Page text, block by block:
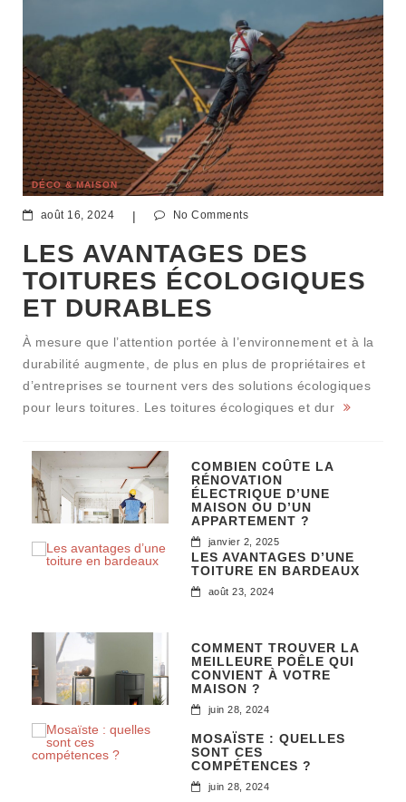
DÉCO & MAISON
août 16, 2024 | No Comments
LES AVANTAGES DES
TOITURES ÉCOLOGIQUES
ET DURABLES
À mesure que l’attention portée à l’environnement et à la
durabilité augmente, de plus en plus de propriétaires et
d’entreprises se tournent vers des solutions écologiques
pour leurs toitures. Les toitures écologiques et dur
COMBIEN COÛTE LA
RÉNOVATION
ÉLECTRIQUE D’UNE
MAISON OU D’UN
APPARTEMENT ?
janvier 2, 2025
LES AVANTAGES D’UNE
TOITURE EN BARDEAUX
août 23, 2024
COMMENT TROUVER LA
MEILLEURE POÊLE QUI
CONVIENT À VOTRE
MAISON ?
juin 28, 2024
MOSAÏSTE : QUELLES
SONT CES
COMPÉTENCES ?
juin 28, 2024